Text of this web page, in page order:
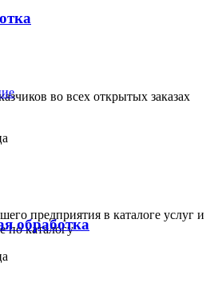
обработка
во всех открытых заказах
предприятия в каталоге услуг и
по каталогу